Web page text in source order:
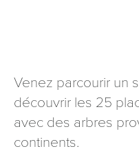
Venez parcourir un
découvrir les 25
avec des arbres
continents.
Les informations
nécessaires au
mention contraire). Vous
rectification et
que vous pouvez